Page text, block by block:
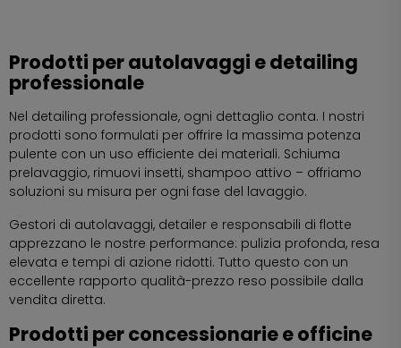
Prodotti per autolavaggi e detailing
professionale
Nel detailing professionale, ogni dettaglio conta. I nostri
prodotti sono formulati per offrire la massima potenza
pulente con un uso efficiente dei materiali. Schiuma
prelavaggio, rimuovi insetti, shampoo attivo – offriamo
soluzioni su misura per ogni fase del lavaggio.
Gestori di autolavaggi, detailer e responsabili di flotte
apprezzano le nostre performance: pulizia profonda, resa
elevata e tempi di azione ridotti. Tutto questo con un
eccellente rapporto qualità-prezzo reso possibile dalla
vendita diretta.
Prodotti per concessionarie e officine